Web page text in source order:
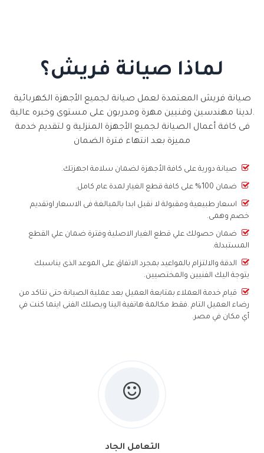
لماذا صيانة فريش؟
صيانة فريش المعتمدة لعمل صيانة لجميع الأجهزة الكهربائية
.لدينا مهندسين وفنيين مهرة ومدربون على مستوى وخبره عالية
فى كافة أعمال الصيانة لجميع الأجهزة المنزلية و لتقديم خدمة
مميزة بعد انتهاء فترة الضمان
صيانة دورية على كافة الأجهزة لضمان سلامة اجهزتك.
ضمان 100% على كافة قطع الغيار لمدة عام كامل.
اسعار طبيعية ومقبولة لا نقبل ابدا بالمبالغة فى الاسعار اوتقديم
خصم وهمى.
ضمان حصولك علي قطع الغيار الاصلية وفترة ضمان علي القطع
المستبدلة.
الدقة والالتزام بالمواعيد بمجرد الاتفاق على الموعد الذى يناسبك
يتوجة اليك الفنيين والمختصيين.
قيام خدمة العملاء بمتابعة العميل بعد عملية الصيانة حتى نتاكد من
رضاء العميل التام .فقط مكالمة هاتفية الينا ويصلك الفنى اينما كنت في
أي مكان في مصر.
التعامل الجاد